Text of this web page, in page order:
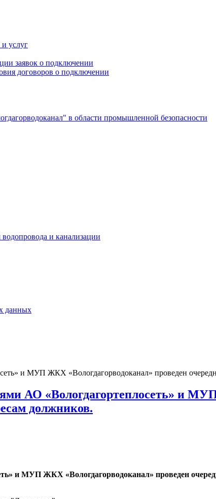
услуг
заявок о подключении
договоров о подключении
в области промышленной безопасности
и канализации
данных
и МУП ЖКХ «Вологдагорводоканал» проведен
АО «Вологдагортеплосеть» и
должников.
и МУП ЖКХ «Вологдагорводоканал» проведен